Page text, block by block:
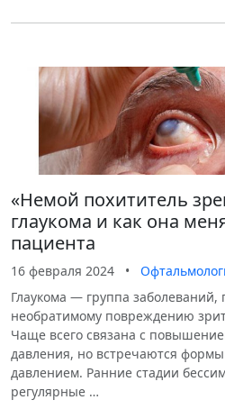
«Немой похититель
глаукома и как она
пациента
16 февраля 2024 •
Глаукома — группа
необратимому повреждению
Чаще всего связана с
давления, но встречаются
давлением. Ранние стадии
регулярные …